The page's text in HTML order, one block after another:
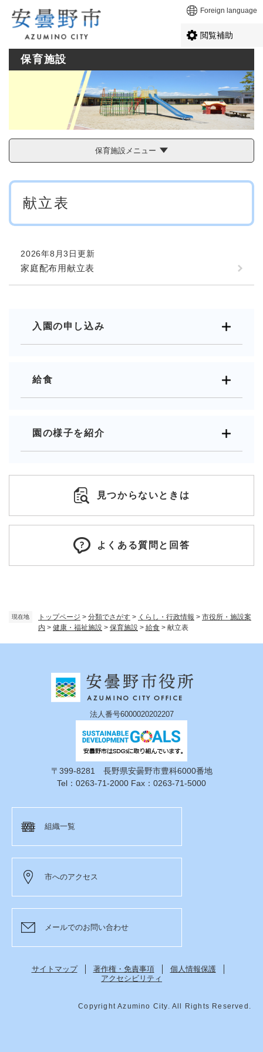
メニューを飛ばして本文へ Foreign language
閲覧補助
現在地 トップページ > 分類でさがす > くらし・行政情報 > 市役所・施設案
内 > 健康・福祉施設 > 保育施設 > 給食 > 献立表
保育施設
保育施設メニュー
本
献立表
2026年8月3日更新
家庭配布用献立表
入園の申し込み
給食
園の様子を紹介
見つからないときは
よくある質問と回答
法人番号6000020202207
〒399-8281 長野県安曇野市豊科6000番地
Tel：0263-71-2000 Fax：0263-71-5000
組織一覧
市へのアクセス
メールでのお問い合わせ
サイトマップ 著作権・免責事項
個人情報保護
アクセシビリティ
Copyright Azumino City. All Rights Reserved.